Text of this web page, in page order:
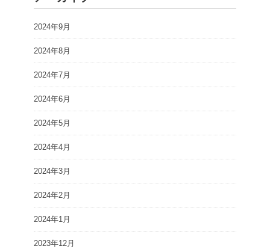
2024年9月
2024年8月
2024年7月
2024年6月
2024年5月
2024年4月
2024年3月
2024年2月
2024年1月
2023年12月